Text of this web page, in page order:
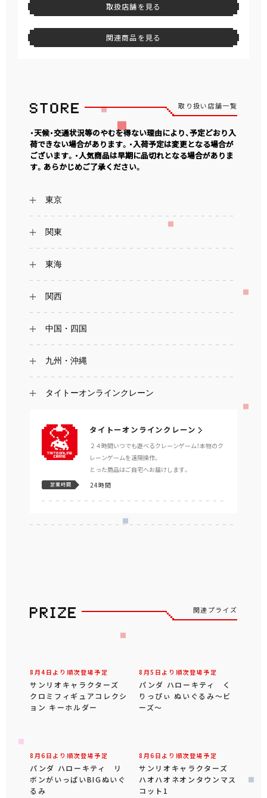
取扱店舗を見る
関連商品を見る
取り扱い店舗一覧
・天候・交通状況等のやむを得ない理由により、予定どおり入
荷できない場合があります。・入荷予定は変更となる場合が
ございます。・人気商品は早期に品切れとなる場合がありま
す。あらかじめご了承ください。
東京
関東
東海
関西
中国・四国
九州・沖縄
タイトーオンラインクレーン
タイトーオンラインクレーン
２４時間いつでも遊べるクレーンゲーム！本物のク
レーンゲームを遠隔操作。
とった商品はご自宅へお届けします。
営業時間 24時間
関連プライズ
8月4日より順次登場予定
サンリオキャラクターズ
クロミフィギュアコレクシ
ョン キーホルダー
8月5日より順次登場予定
パンダ ハローキティ く
りっぴぃ ぬいぐるみ～ビ
ーズ～
8月6日より順次登場予定
パンダ ハローキティ リ
ボンがいっぱいBIGぬいぐ
るみ
8月6日より順次登場予定
サンリオキャラクターズ
ハオハオネオンタウンマス
コット1